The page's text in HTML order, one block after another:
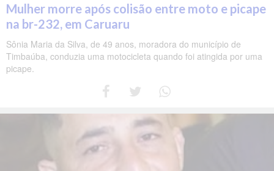
Mulher morre após colisão entre moto e picape
na br-232, em Caruaru
Sônia Maria da Silva, de 49 anos, moradora do município de
Timbaúba, conduzia uma motocicleta quando foi atingida por uma
picape.